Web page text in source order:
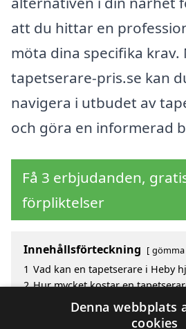
att du hittar en
möta dina specifika krav.
tapetserare-pris.se kan
navigera i utbudet av
och göra en informerad
Få 3 erbjudanden,
förpliktelser
Innehållsförteckning gömma
1 Vad kan en tapetserare i Heby
2 Hur mycket kostar en
Fördelar med att välja
Sök efter en skicklig
Denna webbplats
cookies